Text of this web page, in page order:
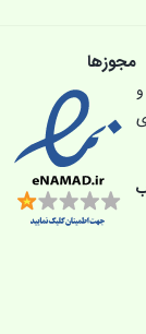
مجوزها